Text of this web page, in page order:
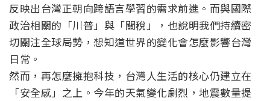
反映出台灣正朝向跨語言學習的需求前進。而與國際
政治相關的「川普」與「關稅」，也說明我們持續密
切關注全球局勢，想知道世界的變化會怎麼影響台灣
日常。
然而，再怎麼擁抱科技，台灣人生活的核心仍建立在
「安全感」之上。今年的天氣變化劇烈，地震數量提